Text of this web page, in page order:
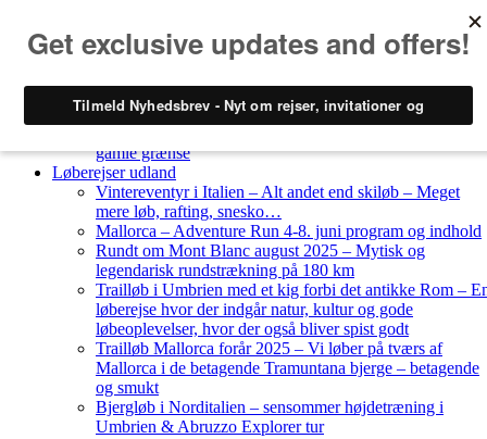
Løberejser Danmark
gamle grænse
Løberejser udland
Vintereventyr i Italien – Alt andet end skiløb – Meget
mere løb, rafting, snesko…
Mallorca – Adventure Run 4-8. juni program og indhold
Rundt om Mont Blanc august 2025 – Mytisk og
legendarisk rundstrækning på 180 km
Trailløb i Umbrien med et kig forbi det antikke Rom –
løberejse hvor der indgår natur, kultur og gode
løbeoplevelser, hvor der også bliver spist godt
Trailløb Mallorca forår 2025 – Vi løber på tværs af
Mallorca i de betagende Tramuntana bjerge – betagende
og smukt
Bjergløb i Norditalien – sensommer højdetræning i
Umbrien & Abruzzo Explorer tur